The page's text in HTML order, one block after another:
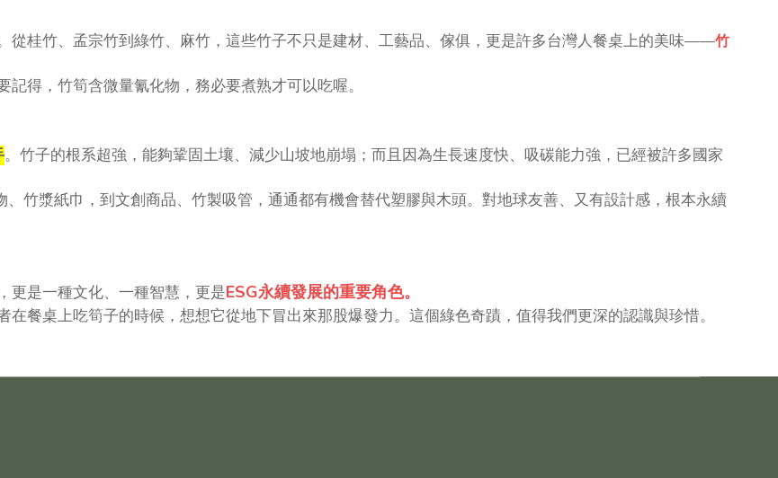
從桂竹、孟宗竹到綠竹、麻竹，這些竹子不只是建材、工藝品、傢俱，更是許多台灣人餐桌上的美味——竹
得，竹筍含微量氰化物，務必要煮熟才可以吃喔。
。竹子的根系超強，能夠鞏固土壤、減少山坡地崩塌；而且因為生長速度快、吸碳能力強，已經被許多國家
、竹漿紙巾，到文創商品、竹製吸管，通通都有機會替代塑膠與木頭。對地球友善、又有設計感，根本永續
更是一種文化、一種智慧，更是ESG永續發展的重要角色。
餐桌上吃筍子的時候，想想它從地下冒出來那股爆發力。這個綠色奇蹟，值得我們更深的認識與珍惜。